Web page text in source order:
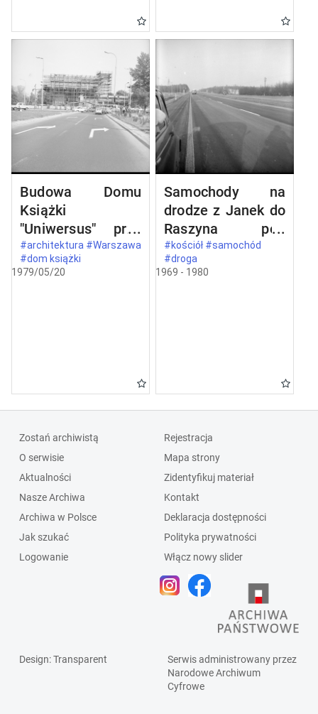
Budowa Domu
Książki
"Uniwersus" przy
ul. Belwederskiej
20/22 w
#architektura #Warszawa
#dom książki
1979/05/20
Samochody na
drodze z Janek do
Raszyna pod
Warszawą
#kościół #samochód
#droga
1969 - 1980
Zostań archiwistą
O serwisie
Aktualności
Nasze Archiwa
Archiwa w Polsce
Jak szukać
Logowanie
Rejestracja
Mapa strony
Zidentyfikuj materiał
Kontakt
Deklaracja dostępności
Polityka prywatności
Włącz nowy slider
Design: Transparent
Serwis administrowany przez
Narodowe Archiwum
Cyfrowe